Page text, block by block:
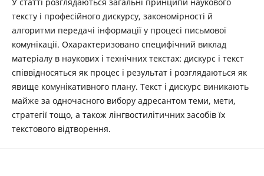
тексту і професійного дискурсу, закономірності й
алгоритми передачі інформації у процесі письмової
комунікації. Охарактеризовано специфічний виклад
матеріалу в наукових і технічних текстах: дискурс і текст
співвідносяться як процес і результат і розглядаються як
явище комунікативного плану. Текст і дискурс виникають
майже за одночасного вибору адресантом теми, мети,
стратегії тощо, а також лінгвостилітичних засобів їх
текстового відтворення.